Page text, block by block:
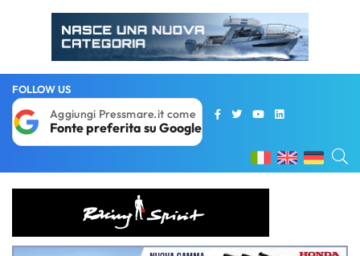
FOLLOW US
Aggiungi Pressmare.it come
Fonte preferita su Google